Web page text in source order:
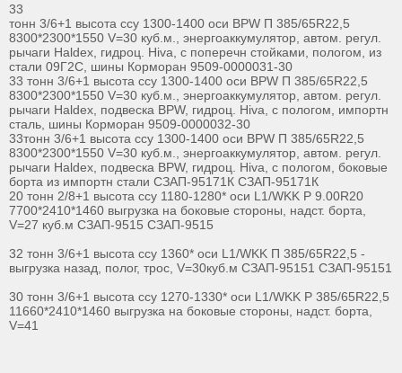
33
тонн 3/6+1 высота ссу 1300-1400 оси BPW П 385/65R22,5
8300*2300*1550 V=30 куб.м., энергоаккумулятор, автом. регул.
рычаги Haldex, гидроц. Hiva, с поперечн стойками, пологом, из
стали 09Г2С, шины Корморан 9509-0000031-30
33 тонн 3/6+1 высота ссу 1300-1400 оси BPW П 385/65R22,5
8300*2300*1550 V=30 куб.м., энергоаккумулятор, автом. регул.
рычаги Haldex, подвеска BPW, гидроц. Hiva, с пологом, импортн
сталь, шины Корморан 9509-0000032-30
33тонн 3/6+1 высота ссу 1300-1400 оси BPW П 385/65R22,5
8300*2300*1550 V=30 куб.м., энергоаккумулятор, автом. регул.
рычаги Haldex, подвеска BPW, гидроц. Hiva, с пологом, боковые
борта из импортн стали СЗАП-95171К СЗАП-95171К
20 тонн 2/8+1 высота ссу 1180-1280* оси L1/WKK Р 9.00R20
7700*2410*1460 выгрузка на боковые стороны, надст. борта,
V=27 куб.м СЗАП-9515 СЗАП-9515
32 тонн 3/6+1 высота ссу 1360* оси L1/WKK П 385/65R22,5 -
выгрузка назад, полог, трос, V=30куб.м СЗАП-95151 СЗАП-95151
30 тонн 3/6+1 высота ссу 1270-1330* оси L1/WKK Р 385/65R22,5
11660*2410*1460 выгрузка на боковые стороны, надст. борта,
V=41